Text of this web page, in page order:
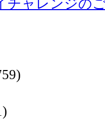
チャレンジの